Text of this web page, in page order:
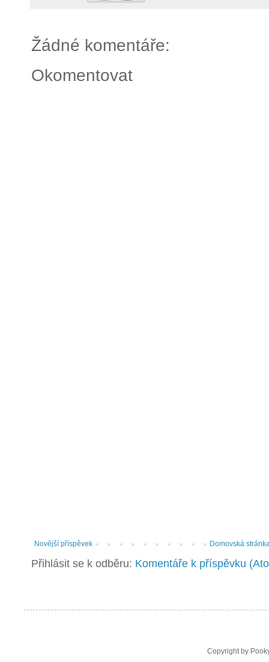
Žádné komentáře:
Okomentovat
Novější příspěvek Domovská
Přihlásit se k odběru: Komentáře k příspěvku
Copyright by